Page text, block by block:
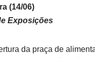
(14/06)
Exposições
da praça de